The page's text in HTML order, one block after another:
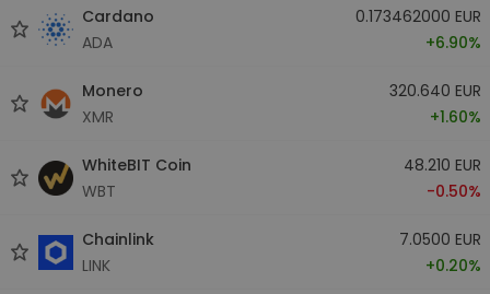
Cardano
ADA
0.173462000 EUR
+6.90%
Monero
XMR
320.640 EUR
+1.60%
WhiteBIT Coin
WBT
48.210 EUR
-0.50%
Chainlink
LINK
7.0500 EUR
+0.20%